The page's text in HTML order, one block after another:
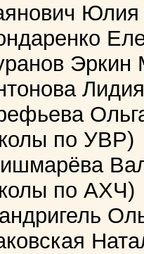
Юлия
по УВР)
по АХЧ)